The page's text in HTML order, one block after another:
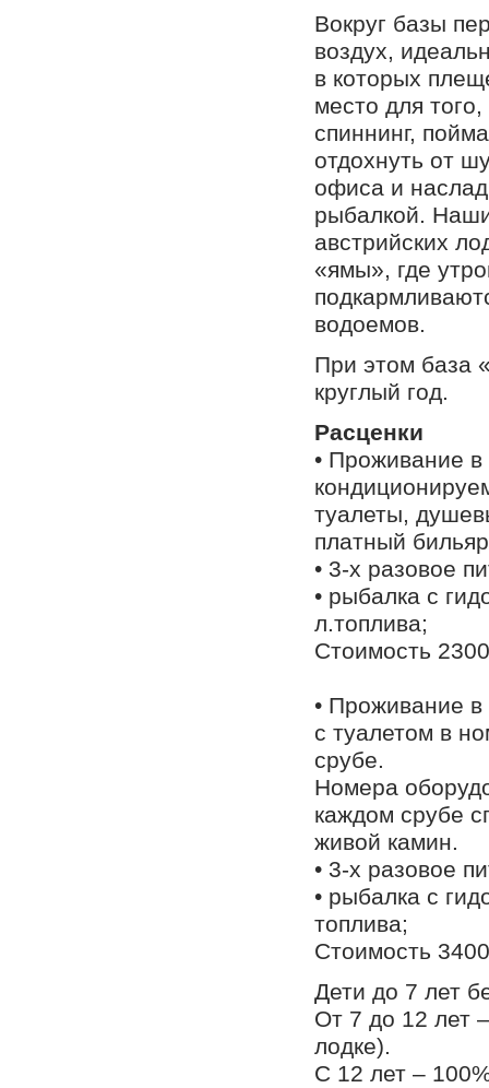
Вокруг базы
воздух,
в которых
место для
спиннинг,
отдохнуть от
офиса и
рыбалкой.
австрийских
«ямы», где
водоемов.
При этом база
круглый год.
Расценки
• Проживание
туалеты,
платный
• 3-х разовое
• рыбалка с
л.топлива;
Стоимость
• Проживание
с туалетом в
срубе.
Номера
каждом срубе
живой камин.
• 3-х разовое
• рыбалка с
топлива;
Стоимость
Дети до 7 лет
От 7 до 12 лет
лодке).
С 12 лет –